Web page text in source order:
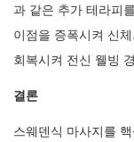
과 같은 추가 테라피
이점을 증폭시켜 신
회복시켜 전신 웰빙
결론
스웨덴식 마사지를